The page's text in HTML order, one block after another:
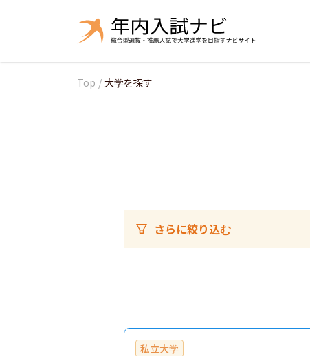
Top / 大学を探す
さらに絞り込む
私立大学